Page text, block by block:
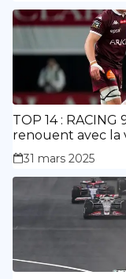
TOP 14 : RACING
renouent avec la
31 mars 2025